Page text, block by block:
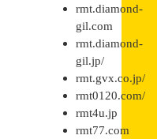
rmt.diamond-
gil.com
rmt.diamond-
gil.jp/
rmt.gvx.co.jp/
rmt0120.com/
rmt4u.jp
rmt77.com